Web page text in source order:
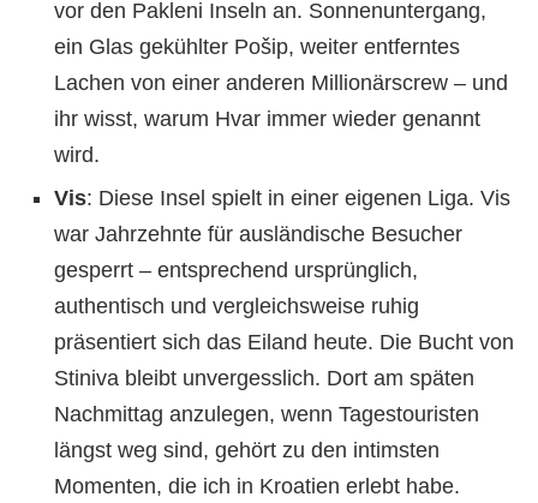
vor den Pakleni Inseln an. Sonnenuntergang,
ein Glas gekühlter Pošip, weiter entferntes
Lachen von einer anderen Millionärscrew – und
ihr wisst, warum Hvar immer wieder genannt
wird.
Vis: Diese Insel spielt in einer eigenen Liga. Vis
war Jahrzehnte für ausländische Besucher
gesperrt – entsprechend ursprünglich,
authentisch und vergleichsweise ruhig
präsentiert sich das Eiland heute. Die Bucht von
Stiniva bleibt unvergesslich. Dort am späten
Nachmittag anzulegen, wenn Tagestouristen
längst weg sind, gehört zu den intimsten
Momenten, die ich in Kroatien erlebt habe.